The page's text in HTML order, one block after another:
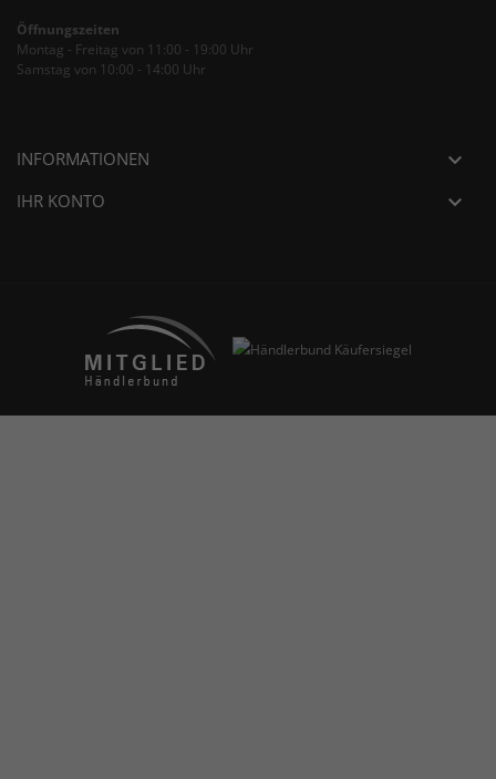
Öffnungszeiten
Montag - Freitag von 11:00 - 19:00 Uhr
Samstag von 10:00 - 14:00 Uhr
INFORMATIONEN 
IHR KONTO 